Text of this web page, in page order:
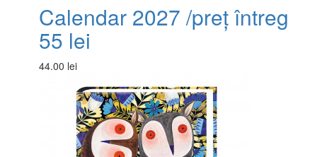
Calendar 2027 /preț întreg
55 lei
44.00 lei